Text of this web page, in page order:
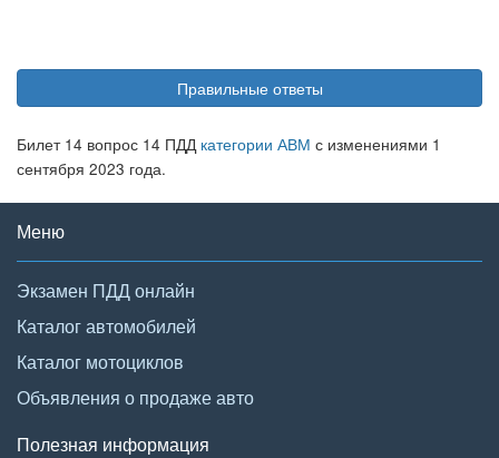
Правильные ответы
Билет 14 вопрос 14 ПДД категории АВМ с изменениями 1
сентября 2023 года.
Меню
Экзамен ПДД онлайн
Каталог автомобилей
Каталог мотоциклов
Объявления о продаже авто
Полезная информация